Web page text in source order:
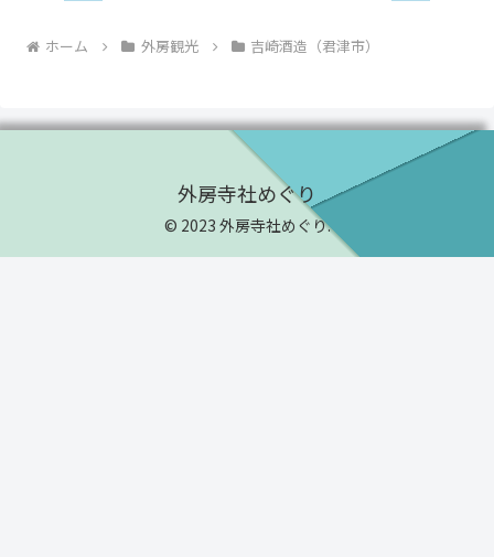
ホーム 外房観光 吉崎酒造（君津市）
外房寺社めぐり
© 2023 外房寺社めぐり.